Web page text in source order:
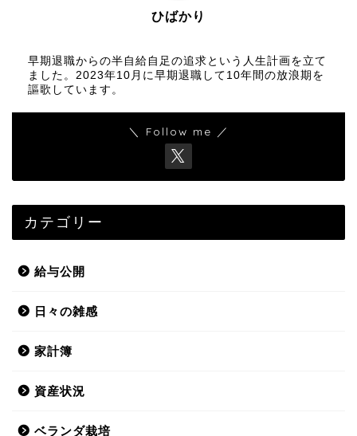
ひばかり
早期退職からの半自給自足の追求という人生計画を立て
ました。2023年10月に早期退職して10年間の放浪期を
謳歌しています。
＼ Follow me ／
カテゴリー
給与公開
日々の雑感
家計簿
資産状況
ベランダ栽培